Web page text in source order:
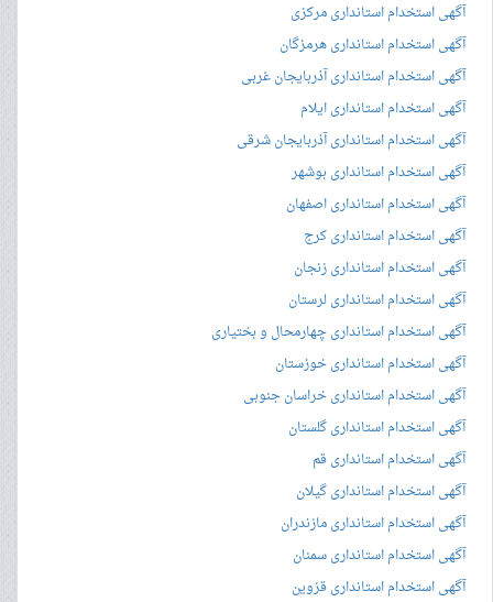
آگهی استخدام استانداری مرکزی
آگهی استخدام استانداری هرمزگان
آگهی استخدام استانداری آذربایجان غربی
آگهی استخدام استانداری ایلام
آگهی استخدام استانداری آذربایجان شرقی
آگهی استخدام استانداری بوشهر
آگهی استخدام استانداری اصفهان
آگهی استخدام استانداری کرج
آگهی استخدام استانداری زنجان
آگهی استخدام استانداری لرستان
آگهی استخدام استانداری چهارمحال و بختیاری
آگهی استخدام استانداری خوزستان
آگهی استخدام استانداری خراسان جنوبی
آگهی استخدام استانداری گلستان
آگهی استخدام استانداری قم
آگهی استخدام استانداری گیلان
آگهی استخدام استانداری مازندران
آگهی استخدام استانداری سمنان
آگهی استخدام استانداری قزوین